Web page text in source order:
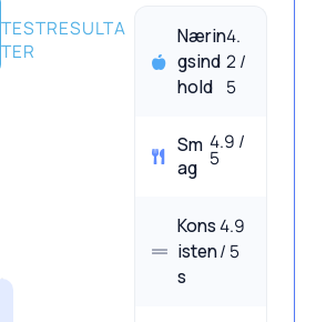
TESTRESULTA
TER
Nærin
gsind
hold
4.
2 /
5
Sm
ag
4.9 /
5
Kons
isten
s
4.9
/ 5